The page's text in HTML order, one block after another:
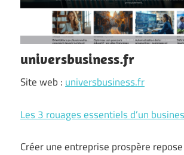
universbusiness.fr
Site web : universbusiness.fr
Les 3 rouages essentiels d’un
Créer une entreprise prospère